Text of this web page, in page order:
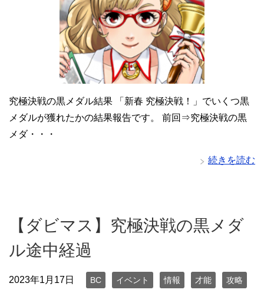
究極決戦の黒メダル結果 「新春 究極決戦！」でいくつ黒
メダルが獲れたかの結果報告です。 前回⇒究極決戦の黒
メダ・・・
続きを読む
【ダビマス】究極決戦の黒メダ
ル途中経過
2023年1月17日 BC イベント 情報 才能 攻略